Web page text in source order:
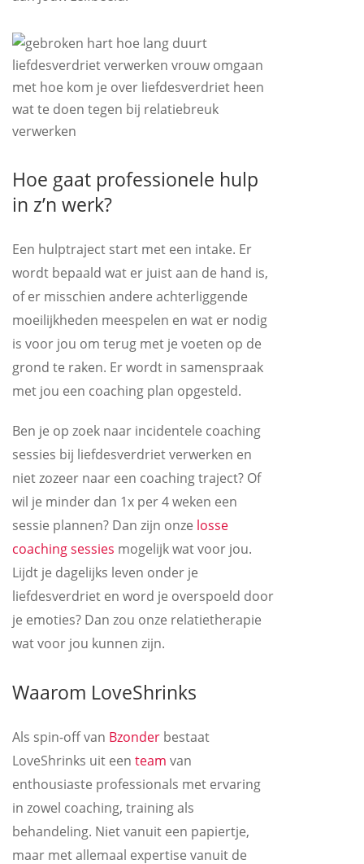
Hoe gaat professionele hulp
in z’n werk?
Een hulptraject start met een intake. Er
wordt bepaald wat er juist aan de hand is,
of er misschien andere achterliggende
moeilijkheden meespelen en wat er nodig
is voor jou om terug met je voeten op de
grond te raken. Er wordt in samenspraak
met jou een coaching plan opgesteld.
Ben je op zoek naar incidentele coaching
sessies bij liefdesverdriet verwerken en
niet zozeer naar een coaching traject? Of
wil je minder dan 1x per 4 weken een
sessie plannen? Dan zijn onze losse
coaching sessies mogelijk wat voor jou.
Lijdt je dagelijks leven onder je
liefdesverdriet en word je overspoeld door
je emoties? Dan zou onze relatietherapie
wat voor jou kunnen zijn.
Waarom LoveShrinks
Als spin-off van Bzonder bestaat
LoveShrinks uit een team van
enthousiaste professionals met ervaring
in zowel coaching, training als
behandeling. Niet vanuit een papiertje,
maar met allemaal expertise vanuit de